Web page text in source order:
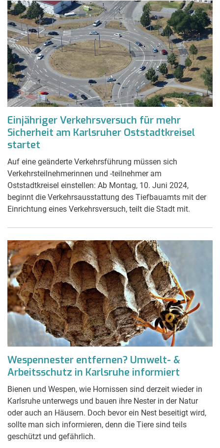
Einjähriger Verkehrsversuch für mehr
Sicherheit am Karlsruher Oststadtkreisel
startet
Auf eine geänderte Verkehrsführung müssen sich
Verkehrsteilnehmerinnen und -teilnehmer am
Oststadtkreisel einstellen: Ab Montag, 10. Juni 2024,
beginnt die Verkehrsausstattung des Tiefbauamts mit der
Einrichtung eines Verkehrsversuch, teilt die Stadt mit.
Wespennester entfernen? Umwelt- &
Arbeitsschutz in Karlsruhe informiert
Bienen und Wespen, wie Hornissen sind derzeit wieder in
Karlsruhe unterwegs und bauen ihre Nester in der Natur
oder auch an Häusern. Doch bevor ein Nest beseitigt wird,
sollte man sich informieren, denn die Tiere sind teils
geschützt und gefährlich.